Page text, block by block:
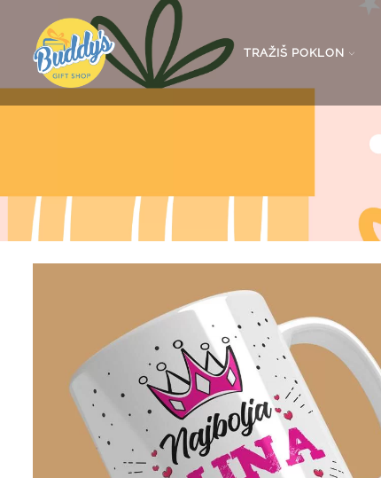
TRAŽIŠ POKLON